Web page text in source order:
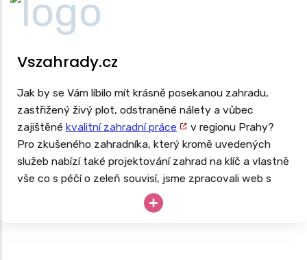
Vszahrady.cz
Jak by se Vám líbilo mít krásně posekanou zahradu,
zastřižený živý plot, odstraněné nálety a vůbec
zajištěné kvalitní zahradní práce
v regionu Prahy?
Pro zkušeného zahradníka, který kromě uvedených
služeb nabízí také projektování zahrad na klíč a vlastně
vše co s péčí o zeleň souvisí, jsme zpracovali web s